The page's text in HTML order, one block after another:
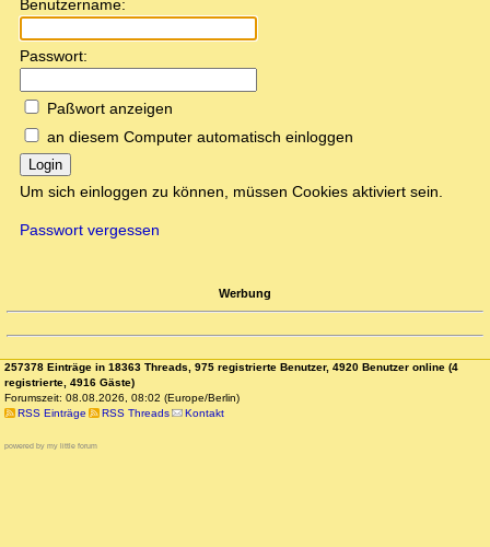
Benutzername:
Passwort:
Paßwort anzeigen
an diesem Computer automatisch einloggen
Login
Um sich einloggen zu können, müssen Cookies aktiviert sein.
Passwort vergessen
Werbung
257378 Einträge in 18363 Threads, 975 registrierte Benutzer, 4920 Benutzer online (4
registrierte, 4916 Gäste)
Forumszeit: 08.08.2026, 08:02 (Europe/Berlin)
RSS Einträge
RSS Threads Kontakt
powered by my little forum